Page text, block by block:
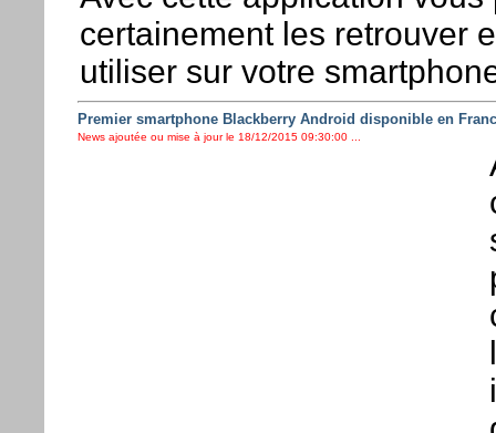
certainement les retrouver
utiliser sur votre
Premier smartphone Blackberry Android disponible en
News ajoutée ou mise à jour le 18/12/2015 09:30:00 ...